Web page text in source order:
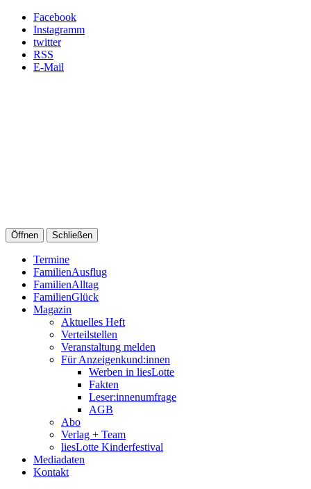
Facebook
Instagramm
twitter
RSS
E-Mail
Öffnen Schließen
Termine
FamilienAusflug
FamilienAlltag
FamilienGlück
Magazin
Aktuelles Heft
Verteilstellen
Veranstaltung melden
Für Anzeigenkund:innen
Werben in liesLotte
Fakten
Leser:innenumfrage
AGB
Abo
Verlag + Team
liesLotte Kinderfestival
Mediadaten
Kontakt